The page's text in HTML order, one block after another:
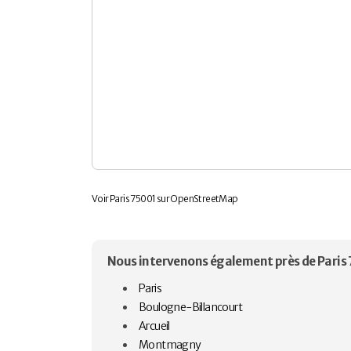
Voir Paris 75001 sur OpenStreetMap
Nous intervenons également près de Paris
Paris
Boulogne-Billancourt
Arcueil
Montmagny